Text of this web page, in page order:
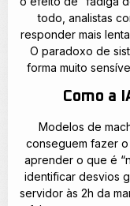
todo, analistas
responder mais
O paradoxo de
forma muito
Como a
Modelos de
conseguem fazer
aprender o que é
identificar desvios
servidor às 2h da